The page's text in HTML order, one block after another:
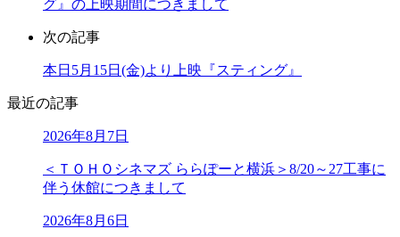
グ』の上映期間につきまして
次の記事
本日5月15日(金)より上映『スティング』
最近の記事
2026年8月7日
＜ＴＯＨＯシネマズ ららぽーと横浜＞8/20～27工事に
伴う休館につきまして
2026年8月6日